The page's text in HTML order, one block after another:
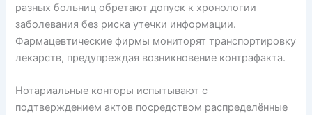
разных больниц обретают допуск к хронологии
заболевания без риска утечки информации.
Фармацевтические фирмы мониторят транспортировку
лекарств, предупреждая возникновение контрафакта.
Нотариальные конторы испытывают с
подтверждением актов посредством распределённые